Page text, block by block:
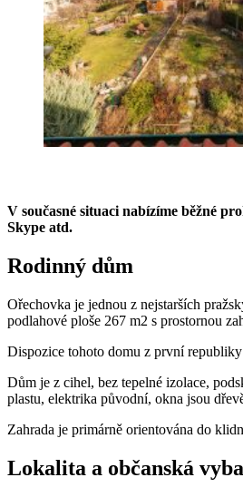
V současné situaci nabízíme běžné
Skype atd.
Rodinný dům
Ořechovka je jednou z nejstarších
podlahové ploše 267 m2 s prostornou
Dispozice tohoto domu z první
Dům je z cihel, bez tepelné izolace,
plastu, elektrika původní, okna jsou
Zahrada je primárně orientována do
Lokalita a občanská